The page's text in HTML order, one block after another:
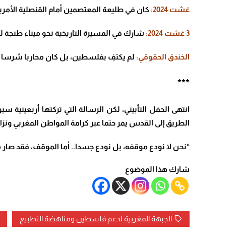
غشت 2024: كان في طليعة المعتصمين أمام القنصلية
3غشت 2024: شارك في المسيرة التاريخية نحو ميناء
الخندق الحقوقي: لم يكتفِ بفلسطين، بل كان محاربا
***
انتهى الحفل التأبيني، لكن الرسالة التي تركتها
الطريق إلى القدس يمر حتما عبر كرامة المواطن المغربي
“نحن لا نودع موقفه، بل نودع جسدا.. أما الموقف، فقد صار
شارك هذا الموضوع
الجبهة المغربية لدعم فلسطين ومناهضة التطبيع